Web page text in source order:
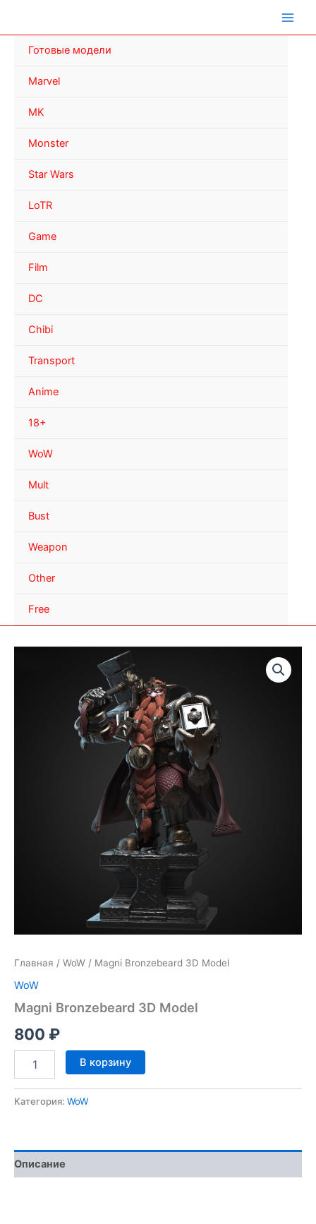
Готовые модели
Marvel
MK
Monster
Star Wars
LoTR
Game
Film
DC
Chibi
Transport
Anime
18+
WoW
Mult
Bust
Weapon
Other
Free
Главная / WoW / Magni Bronzebeard 3D Model
WoW
Magni Bronzebeard 3D Model
800 ₽
Количество
товара
Bronzebeard
В корзину
Категория: WoW
Описание